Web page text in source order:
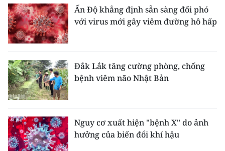
Media Giáo dục
Media Y tế
Media Khoa học - Công nghệ
Media Môi trường
Infographic
Ấn Độ khẳng định sẵn sàng đối phó
với virus mới gây viêm đường hô hấp
Đắk Lắk tăng cường phòng, chống
bệnh viêm não Nhật Bản
Nguy cơ xuất hiện "bệnh X" do ảnh
hưởng của biến đổi khí hậu